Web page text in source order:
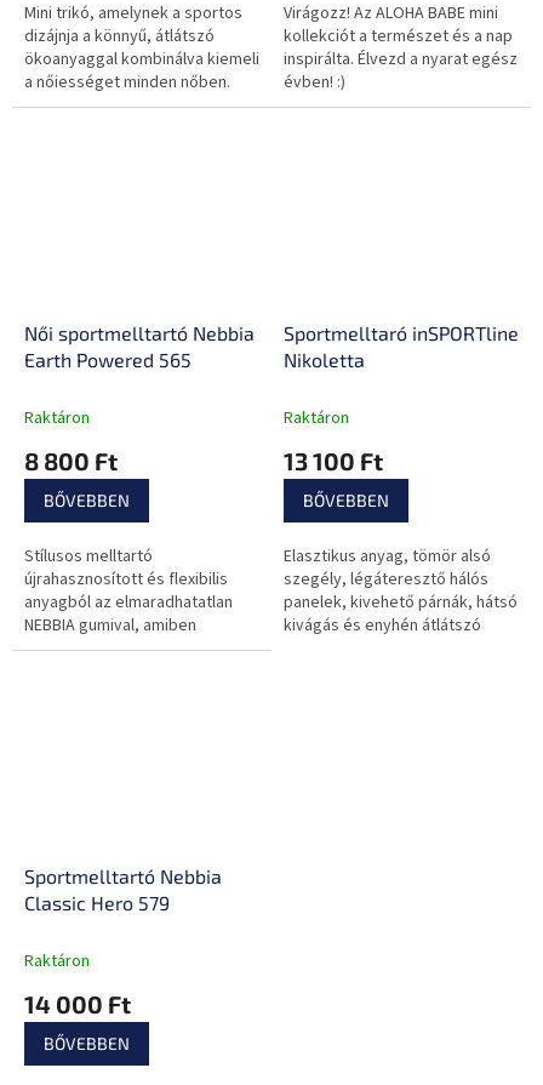
Mini trikó, amelynek a sportos
dizájnja a könnyű, átlátszó
ökoanyaggal kombinálva kiemeli
a nőiességet minden nőben.
Virágozz! Az ALOHA BABE mini
kollekciót a természet és a nap
inspirálta. Élvezd a nyarat egész
évben! :)
Női sportmelltartó Nebbia
Earth Powered 565
Raktáron
8 800 Ft
BŐVEBBEN
Stílusos melltartó
újrahasznosított és flexibilis
anyagból az elmaradhatatlan
NEBBIA gumival, amiben
mindenki észre vesz.
Sportmelltaró inSPORTline
Nikoletta
Raktáron
13 100 Ft
BŐVEBBEN
Elasztikus anyag, tömör alsó
szegély, légáteresztő hálós
panelek, kivehető párnák, hátsó
kivágás és enyhén átlátszó
Sportmelltartó Nebbia
Classic Hero 579
Raktáron
14 000 Ft
BŐVEBBEN